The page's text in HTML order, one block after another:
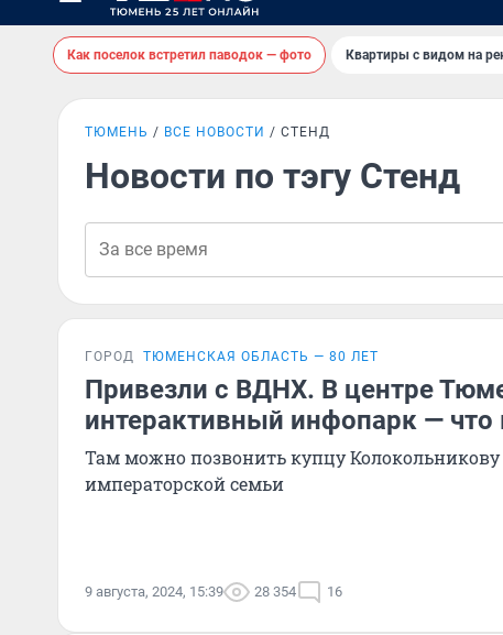
Как поселок встретил паводок — фото Квартиры с видом на
ТЮМЕНЬ ВСЕ НОВОСТИ СТЕНД
Новости по тэгу Стенд
ГОРОД ТЮМЕНСКАЯ ОБЛАСТЬ — 80 ЛЕТ
Привезли с ВДНХ. В центре
интерактивный инфопарк — что
Там можно позвонить купцу Колокольникову
императорской семьи
9 августа, 2024, 15:39 28 354 16